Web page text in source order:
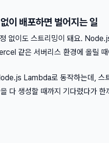
없이 배포하면 벌어지는 일
없이도 스트리밍이 돼요.
같은 서버리스 환경에 올릴
Lambda로 동작하는데, 스
다 생성할 때까지 기다렸다가